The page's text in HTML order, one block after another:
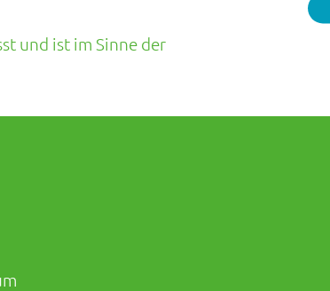
und ist im Sinne der